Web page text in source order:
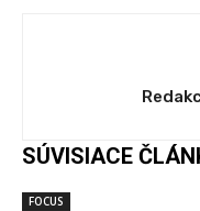
SÚVISIACE
FOCUS